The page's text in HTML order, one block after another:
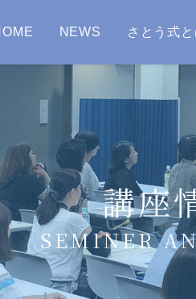
NEWS さとう式と
講座
SEMINER